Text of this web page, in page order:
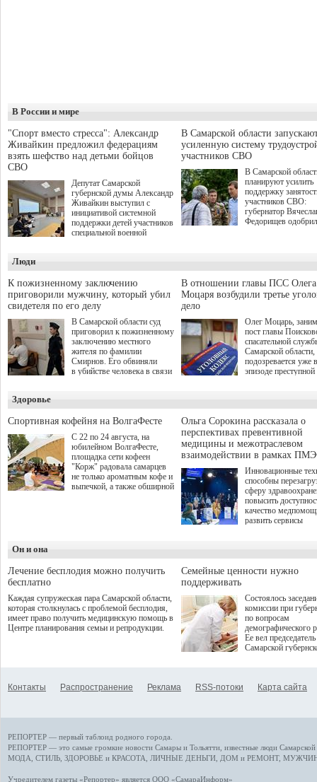
В России и мире
"Спорт вместо стресса": Александр
Живайкин предложил федерациям
взять шефство над детьми бойцов
СВО
Депутат Самарской
губернской думы Александр
Живайкин выступил с
инициативой системной
поддержки детей участников
специальной военной
"Помощь фронту и семьям
участников СВО", которая
прошла в Отрадном 7
августа.
В Самарской области
усиленную систему
участников СВО
В Самарской
планируют усилить
поддержку
участников СВО:
губернатор
Федорищев
на трудоустройство
спокойную
мирной жизни.
Люди
К пожизненному заключению
приговорили мужчину, который убил
свидетеля по его делу
В Самарской области суд
приговорил к пожизненному
заключению местного
жителя по фамилии
Смирнов. Его обвиняли
в убийстве человека в связи
В отношении главы ПСС Олега
Моцаря возбудили третье
дело
Олег Моцарь,
пост главы
спасательной
Самарской области,
подозревается уже
эпизоде преступной
а сам он
Здоровье
Спортивная кофейня на ВолгаФесте
С 22 по 24 августа, на
юбилейном ВолгаФесте,
площадка сети кофеен
"Корж" радовала самарцев
не только ароматным кофе и
выпечкой, а также обширной
Ольга Сорокина рассказала о
перспективах превентивной
медицины и межотраслевом
взаимодействии в рамках
Инновационные
способны
сферу
повысить
качество
развить сервисы
определенными
К ним можно
возникающие при
данными
более динамичного
проникновения
сегмент
отраслевое
рассказала Ольга
ходе сессии
качества жизни" в
ПМЭФ 2025. В
Он и она
Лечение бесплодия можно получить
бесплатно
Каждая супружеская пара Самарской области,
которая столкнулась с проблемой бесплодия,
имеет право получить медицинскую помощь в
Центре планирования семьи и репродукции.
Семейные ценности нужно
поддерживать
Состоялось
комиссии при
по вопросам
демографического
Ее вел председатель
Самарской
Контакты Распространение Реклама RSS-потоки Карта сайта
РЕПОРТЕР — первый таблоид родного города.
РЕПОРТЕР — это самые громкие новости Самары и Тольятти, известные люди
МОДА, СТИЛЬ ЗДОРОВЬЕ и КРАСОТА ЛИЧНЫЕ ДЕНЬГИ ДОМ и РЕМОНТ,
Учредителем газеты «Репортер» является ООО «СамараИнформ»